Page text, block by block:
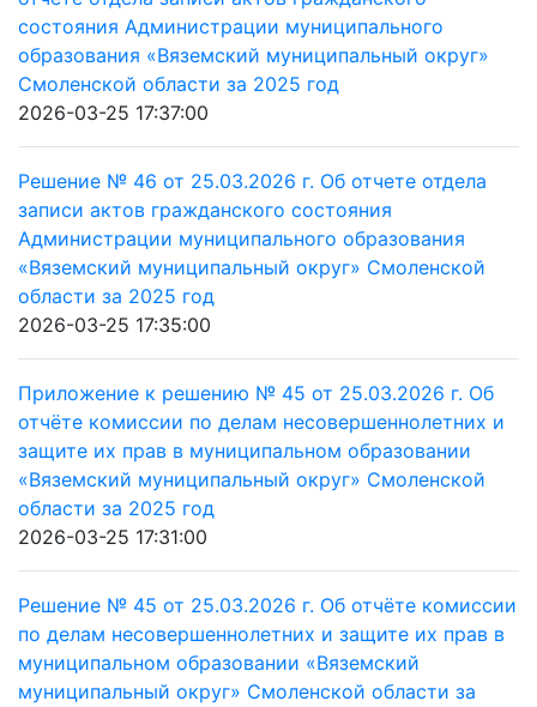
состояния Администрации муниципального
образования «Вяземский муниципальный округ»
Смоленской области за 2025 год
2026-03-25 17:37:00
Решение № 46 от 25.03.2026 г. Об отчете отдела
записи актов гражданского состояния
Администрации муниципального образования
«Вяземский муниципальный округ» Смоленской
области за 2025 год
2026-03-25 17:35:00
Приложение к решению № 45 от 25.03.2026 г. Об
отчёте комиссии по делам несовершеннолетних и
защите их прав в муниципальном образовании
«Вяземский муниципальный округ» Смоленской
области за 2025 год
2026-03-25 17:31:00
Решение № 45 от 25.03.2026 г. Об отчёте комиссии
по делам несовершеннолетних и защите их прав в
муниципальном образовании «Вяземский
муниципальный округ» Смоленской области за